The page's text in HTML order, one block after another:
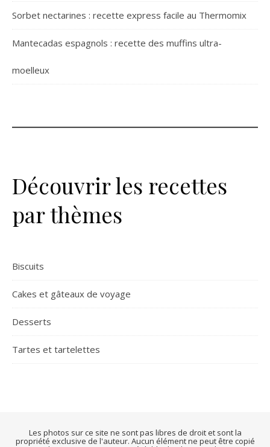
Sorbet nectarines : recette express facile au Thermomix
Mantecadas espagnols : recette des muffins ultra-
moelleux
Découvrir les recettes
par thèmes
Biscuits
Cakes et gâteaux de voyage
Desserts
Tartes et tartelettes
Les photos sur ce site ne sont pas libres de droit et sont la
propriété exclusive de l'auteur. Aucun élément ne peut être copié